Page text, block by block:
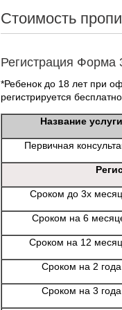
Стоимость
Регистрация Форма
*Ребенок до 18 лет при
регистрируется
Название услуги
Первичная
Сроком до 3х
Сроком на 6
Сроком на 12
Сроком на 2 года
Сроком на 3 года